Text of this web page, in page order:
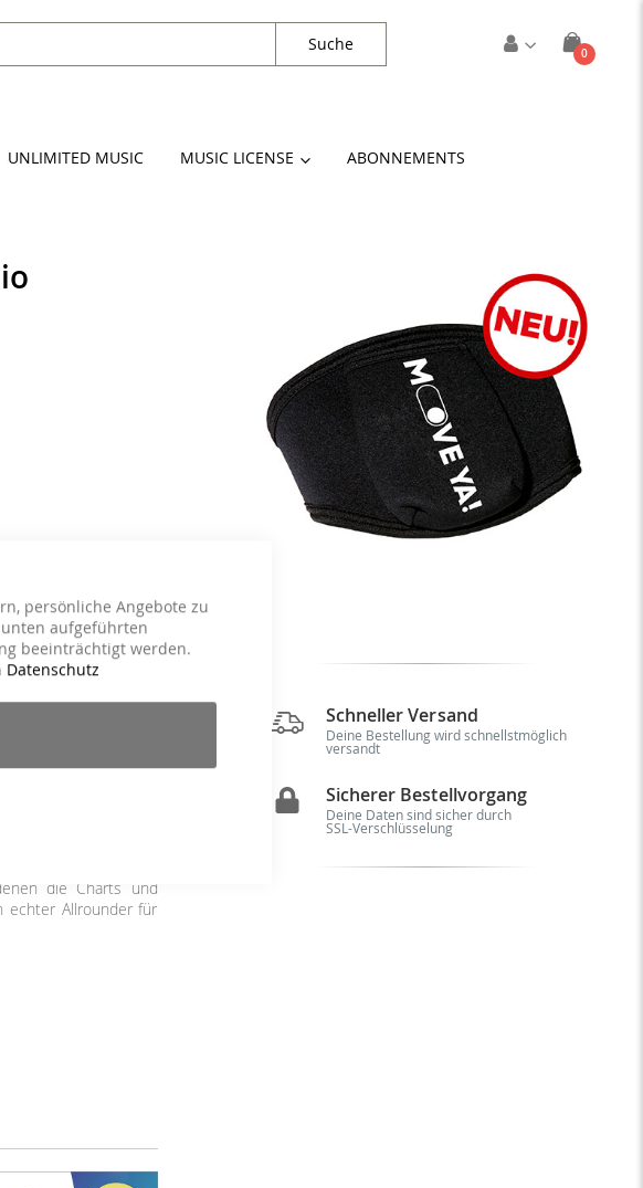
persönliche Angebote zu
aufgeführten
beeinträchtigt werden.
Datenschutz
Cart
0Artikel
Suche
UNLIMITED MUSIC MUSIC LICENSE ABONNEMENTS
Electronic / Club,
unverschämten
die Charts und
echter Allrounder für
Schneller Versand
Deine Bestellung wird schnellstmöglich
versandt
Sicherer Bestellvorgang
Deine Daten sind sicher durch
SSL-Verschlüsselung